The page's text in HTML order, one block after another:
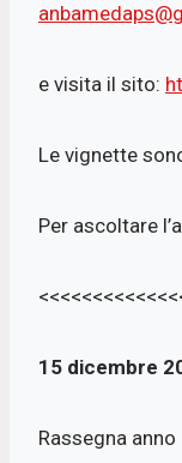
e visita il sito:
Le vignette
Per ascoltare
15 dicembre
Rassegna